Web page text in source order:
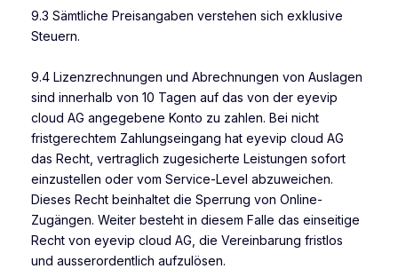
9.3 Sämtliche Preisangaben verstehen sich exklusive
Steuern.
9.4 Lizenzrechnungen und Abrechnungen von Auslagen
sind innerhalb von 10 Tagen auf das von der eyevip
cloud AG angegebene Konto zu zahlen. Bei nicht
fristgerechtem Zahlungseingang hat eyevip cloud AG
das Recht, vertraglich zugesicherte Leistungen sofort
einzustellen oder vom Service-Level abzuweichen.
Dieses Recht beinhaltet die Sperrung von Online-
Zugängen. Weiter besteht in diesem Falle das einseitige
Recht von eyevip cloud AG, die Vereinbarung fristlos
und ausserordentlich aufzulösen.